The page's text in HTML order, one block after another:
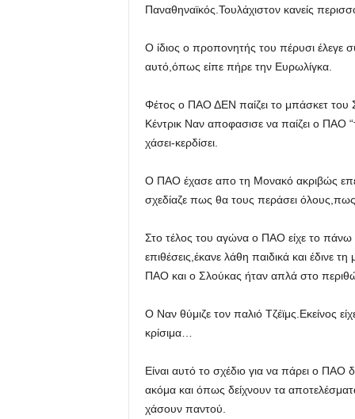
Παναθηναϊκός.Τουλάχιστον κανείς
Ο ίδιος ο προπονητής του πέρυσι έλεγε
αυτό,όπως είπε πήρε την Ευρωλίγκα.
Φέτος ο ΠΑΟ ΔΕΝ παίζει το μπάσκετ του
Κέντρικ Ναν αποφασισε να παίζει ο ΠΑΟ
χάσει-κερδίσει.
Ο ΠΑΟ έχασε απο τη Μονακό ακριβώς
σχεδίαζε πως θα τους περάσει
Στο τέλος του αγώνα ο ΠΑΟ είχε το πάνω
επιθέσεις,έκανε λάθη παιδικά και έδινε
ΠΑΟ και ο Σλούκας ήταν απλά στο
Ο Ναν θύμιζε τον παλιό Τζέϊμς.Εκείνος
κρίσιμα…
Είναι αυτό το σχέδιο για να πάρει ο
ακόμα και όπως δείχνουν τα
χάσουν παντού.